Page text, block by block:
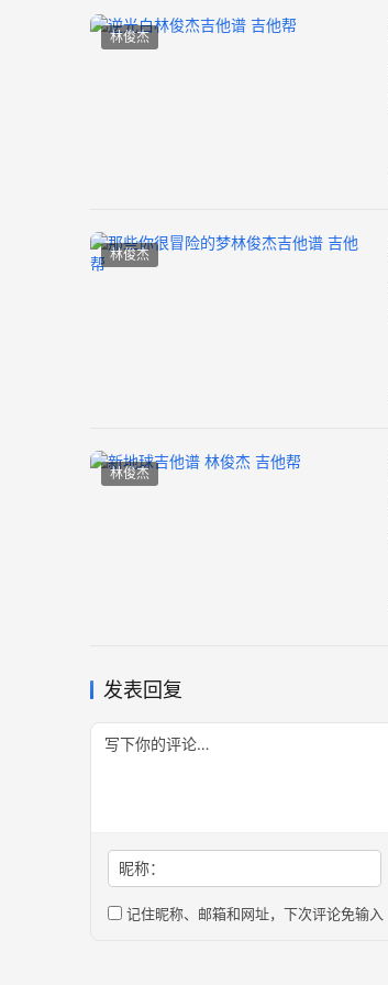
林俊杰
林俊杰
林俊杰
发表回复
昵称：
记住昵称、邮箱和网址，下次评论免输入